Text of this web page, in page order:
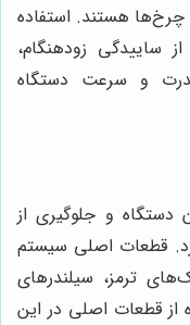
چرخ‌ها هستند. استفاده
ساییدگی زودهنگام،
و سرعت دستگاه
دستگاه و جلوگیری از
قطعات اصلی سیستم
ترمز، سیلندرهای
از قطعات اصلی در این